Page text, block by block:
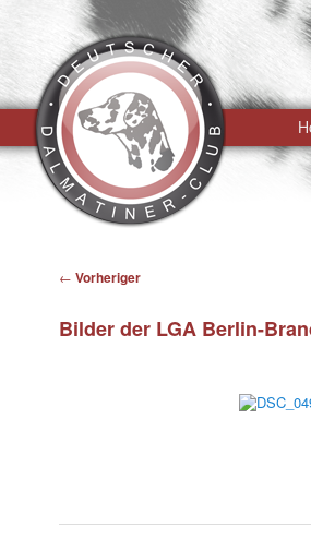
Beitragsnavigation
← Vorheriger
Bilder der LGA Berlin-